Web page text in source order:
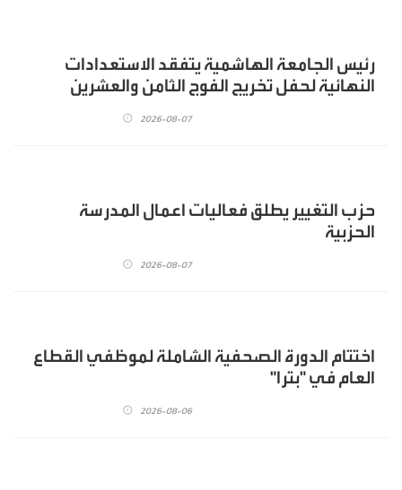
رئيس الجامعة الهاشمية يتفقد الاستعدادات
النهائية لحفل تخريج الفوج الثامن والعشرين
2026-08-07
حزب التغيير يطلق فعاليات اعمال المدرسة
الحزبية
2026-08-07
اختتام الدورة الصحفية الشاملة لموظفي القطاع
العام في "بترا"
2026-08-06